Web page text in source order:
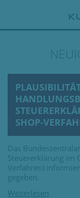
SHOP-
Das
Steuererklärung im
Verfahren)
gegeben.